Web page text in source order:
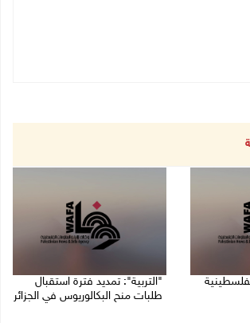
"التربية": تمديد فترة استقبال
طلبات منح البكالوريوس في الجزائر